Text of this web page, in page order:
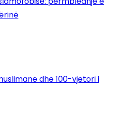
dhe 100-vjetori i